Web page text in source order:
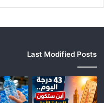
Last Modified Posts